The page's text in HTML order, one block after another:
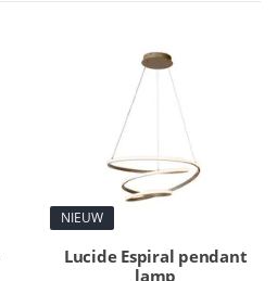
NIEUW
Lucide Espiral pendant
lamp